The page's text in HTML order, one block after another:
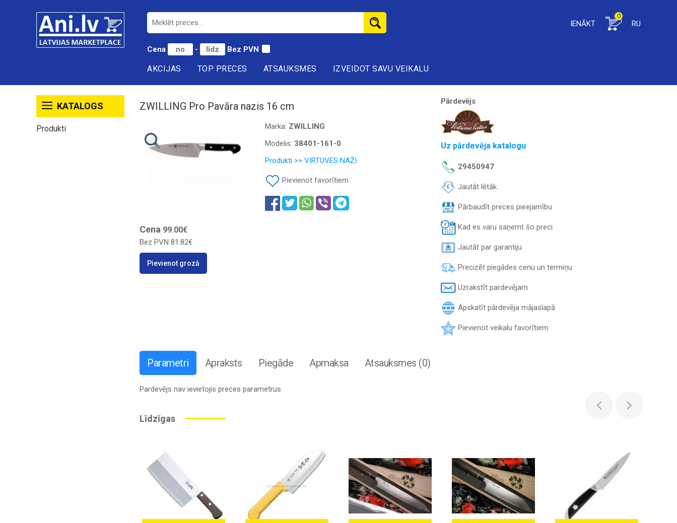
Cena - Bez PVN
IENĀKT
0
RU
AKCIJAS TOP PRECES ATSAUKSMES IZVEIDOT SAVU VEIKALU
KATALOGS
Produkti
ZWILLING Pro Pavāra nazis 16 cm
Marka: ZWILLING
Modelis: 38401-161-0
Produkti >> VIRTUVES NAŽI
Pievienot favorītiem
Cena 99.00€
Bez PVN 81.82€
Pievienot grozā
Pārdevējs
Uz pārdevēja katalogu
29450947
Jautāt lētāk
Pārbaudīt preces pieejamību
Kad es varu saņemt šo preci
Jautāt par garantiju
Precizēt piegādes cenu un termiņu
Uzrakstīt pardevējam
Apskatīt pārdevēja mājaslapā
Pievienot veikalu favorītiem
Parametri Apraksts Piegāde Apmaksa Atsauksmes (0)
Pardevējs nav ievietojis preces parametrus
Līdzīgas